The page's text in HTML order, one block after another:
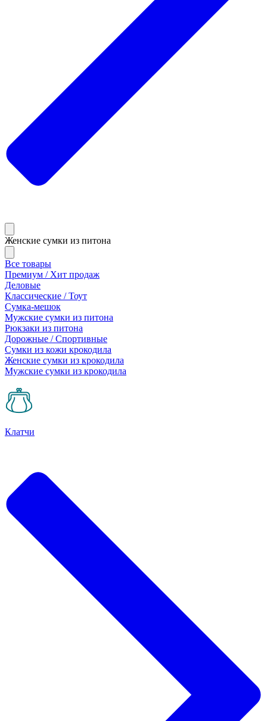
Женские сумки из питона
Все товары
Премиум / Хит продаж
Деловые
Классические / Тоут
Сумка-мешок
Мужские сумки из питона
Рюкзаки из питона
Дорожные / Спортивные
Сумки из кожи крокодила
Женские сумки из крокодила
Мужские сумки из крокодила
Клатчи